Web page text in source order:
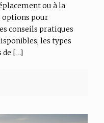
ou à la
options pour
conseils pratiques
les types
de […]